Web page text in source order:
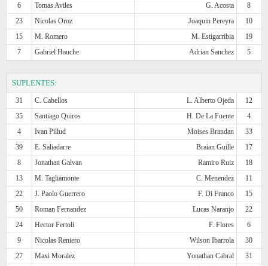
6
Tomas Aviles G. Acosta
8
23
Nicolas Oroz Joaquin Pereyra
10
15
M. Romero M. Estigarribia
19
7
Gabriel Hauche Adrian Sanchez 5
SUPLENTES:
31 C. Cabellos L. Alberto Ojeda
12
35
Santiago Quiros H. De La Fuente
4
4
Ivan Pillud Moises Brandan
33
39
E. Saliadarre Braian Guille
17
8
Jonathan Galvan Ramiro Ruiz
18
13
M. Tagliamonte C. Menendez
11
22
J. Paolo Guerrero F. Di Franco
15
50
Roman Fernandez Lucas Naranjo
22
24
Hector Fertoli F. Flores
6
9
Nicolas Reniero Wilson Ibarrola
30
27
Maxi Moralez Yonathan Cabral
31